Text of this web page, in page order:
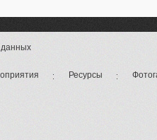
данных
Ресурсы